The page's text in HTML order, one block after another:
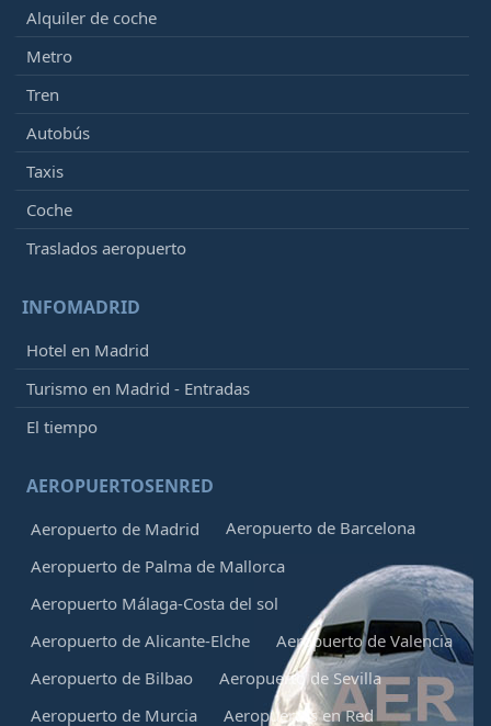
Alquiler de coche
Metro
Tren
Autobús
Taxis
Coche
Traslados aeropuerto
INFOMADRID
Hotel en Madrid
Turismo en Madrid - Entradas
El tiempo
AEROPUERTOSENRED
Aeropuerto de Madrid
Aeropuerto de Barcelona
Aeropuerto de Palma de Mallorca
Aeropuerto Málaga-Costa del sol
Aeropuerto de Alicante-Elche
Aeropuerto de Valencia
Aeropuerto de Bilbao
Aeropuerto de Sevilla
Aeropuerto de Murcia
Aeropuertos en Red